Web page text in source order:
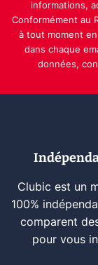
informations,
Conformément au
à tout moment
dans chaque
données,
Clubic est un
100%
comparent
pour vous